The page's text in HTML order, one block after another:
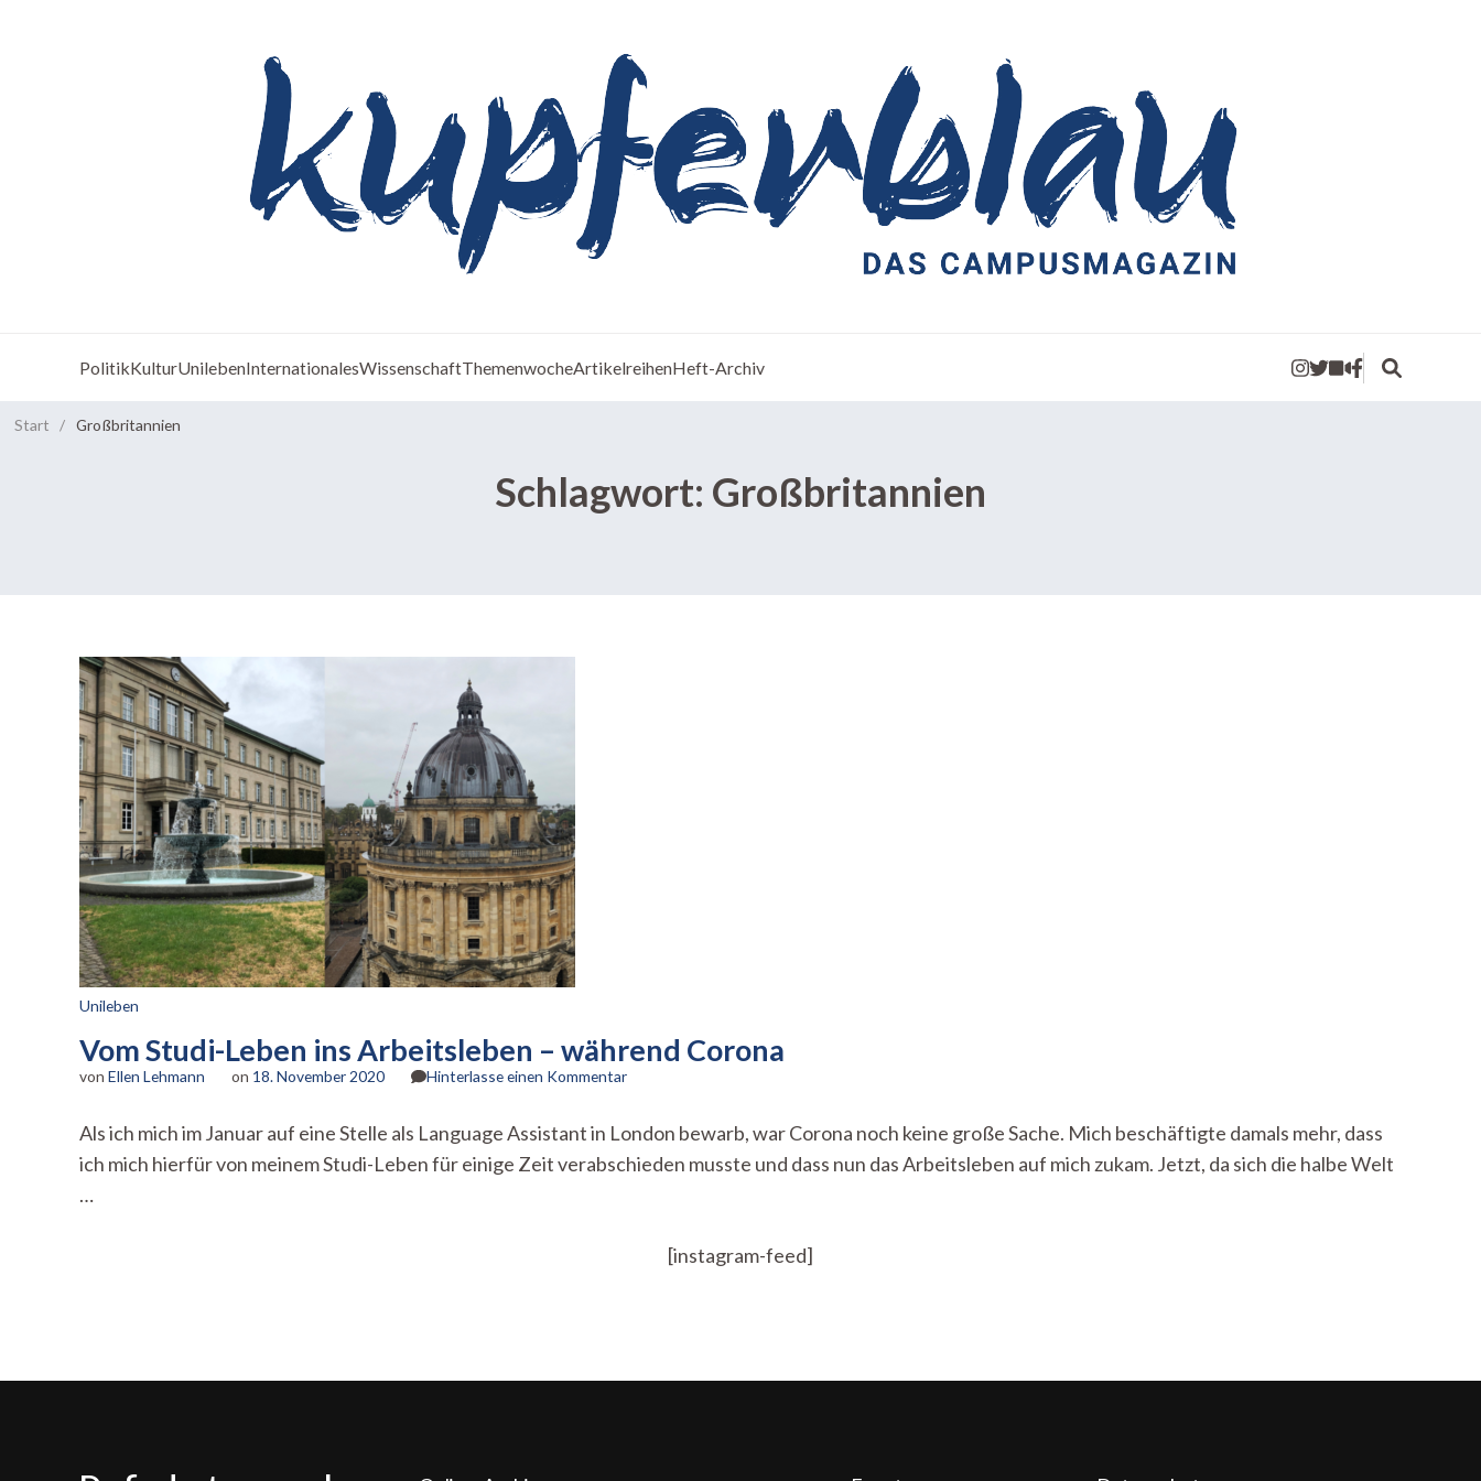
PolitikKulturUnilebenInternationalesWissenschaftThemenwocheArtikelreihenHeft-Archiv
Start / Großbritannien
Schlagwort: Großbritannien
Unileben
Vom Studi-Leben ins Arbeitsleben – während Corona
von Ellen Lehmann on 18. November 2020 Hinterlasse einen Kommentarzu
Leben
ins
Corona
Als ich mich im Januar auf eine Stelle als Language Assistant in London bewarb, war Corona noch keine große Sache. Mich beschäftigte damals mehr, dass
ich mich hierfür von meinem Studi-Leben für einige Zeit verabschieden musste und dass nun das Arbeitsleben auf mich zukam. Jetzt, da sich die halbe Welt
…
[instagram-feed]